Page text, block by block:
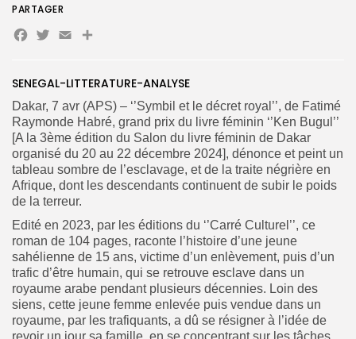
Search
for:
Search
Button
FR
SENEGAL-LITTERATURE-ANALYSE
Dakar, 7 avr (APS) – ‘’Symbil et le décret royal’’, de Fatimé
Raymonde Habré, grand prix du livre féminin ‘’Ken Bugul’’
[A la 3ème édition du Salon du livre féminin de Dakar
organisé du 20 au 22 décembre 2024], dénonce et peint un
tableau sombre de l’esclavage, et de la traite négrière en
Afrique, dont les descendants continuent de subir le poids
de la terreur.
Edité en 2023, par les éditions du ‘’Carré Culturel’’, ce
roman de 104 pages, raconte l’histoire d’une jeune
sahélienne de 15 ans, victime d’un enlèvement, puis d’un
trafic d’être humain, qui se retrouve esclave dans un
royaume arabe pendant plusieurs décennies. Loin des
siens, cette jeune femme enlevée puis vendue dans un
royaume, par les trafiquants, a dû se résigner à l’idée de
revoir un jour sa famille, en se concentrant sur les tâches
PARTAGER
Facebook
Twitter
EmailPartager